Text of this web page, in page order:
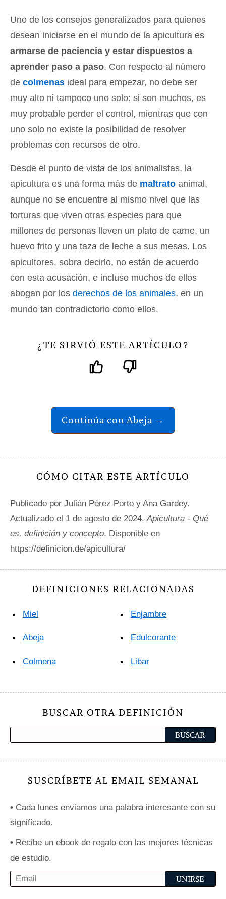
Uno de los consejos generalizados para quienes
desean iniciarse en el mundo de la apicultura es
armarse de paciencia y estar dispuestos a
aprender paso a paso. Con respecto al número
de colmenas ideal para empezar, no debe ser
muy alto ni tampoco uno solo: si son muchos, es
muy probable perder el control, mientras que con
uno solo no existe la posibilidad de resolver
problemas con recursos de otro.
Desde el punto de vista de los animalistas, la
apicultura es una forma más de maltrato animal,
aunque no se encuentre al mismo nivel que las
torturas que viven otras especies para que
millones de personas lleven un plato de carne, un
huevo frito y una taza de leche a sus mesas. Los
apicultores, sobra decirlo, no están de acuerdo
con esta acusación, e incluso muchos de ellos
abogan por los derechos de los animales, en un
mundo tan contradictorio como ellos.
¿ TE SIRVIÓ ESTE ARTÍCULO ?
Continúa con Abeja →
CÓMO CITAR ESTE ARTÍCULO
Publicado por Julián Pérez Porto y Ana Gardey.
Actualizado el 1 de agosto de 2024. Apicultura - Qué
es, definición y concepto. Disponible en
https://definicion.de/apicultura/
DEFINICIONES RELACIONADAS
Miel
Abeja
Colmena
Enjambre
Edulcorante
Libar
BUSCAR OTRA DEFINICIÓN
SUSCRÍBETE AL EMAIL SEMANAL
• Cada lunes enviamos una palabra interesante con su
significado.
• Recibe un ebook de regalo con las mejores técnicas
de estudio.